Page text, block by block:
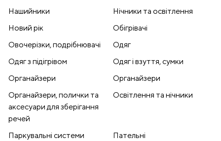
Нашийники
Нічники та освітлення
Новий рік
Обігрівачі
Овочерізки, подрібнювачі
Одяг
Одяг з підігрівом
Одяг і взуття, сумки
Органайзери
Органайзери
Органайзери, полички та
аксесуари для зберігання
речей
Освітлення та нічники
Паркувальні системи
Пательні